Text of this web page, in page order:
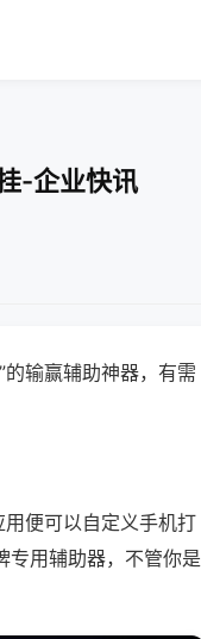
-企业快讯
输赢辅助神器，有需
便可以自定义手机打
专用辅助器，不管你是